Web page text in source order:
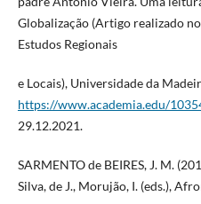
Globalização (Artigo realizado
Estudos Regionais
e Locais), Universidade da
https://www.academia.edu/
29.12.2021.
SARMENTO de BEIRES, J. M.
Silva, de J., Morujão, I. (eds.),